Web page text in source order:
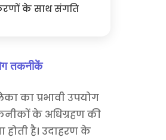
के साथ संगति
तकनीकें
का प्रभावी उपयोग
के अधिग्रहण की
है। उदाहरण के